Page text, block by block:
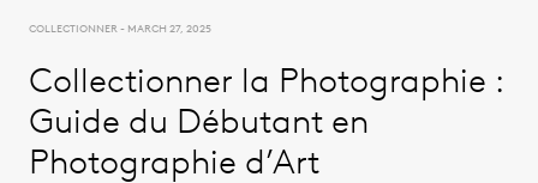
COLLECTIONNER - MARCH 27, 2025
Collectionner la Photographie :
Guide du Débutant en
Photographie d’Art